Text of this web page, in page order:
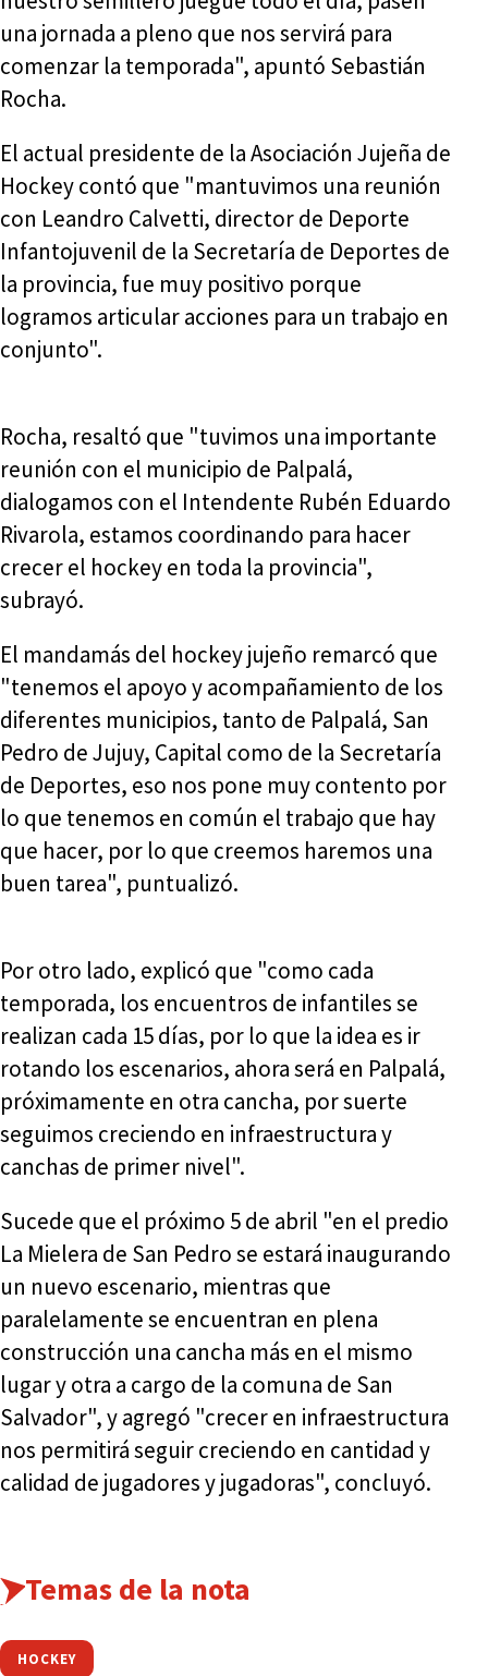
una jornada a pleno que nos servirá para
comenzar la temporada", apuntó Sebastián
Rocha.
El actual presidente de la Asociación Jujeña de
Hockey contó que "mantuvimos una reunión
con Leandro Calvetti, director de Deporte
Infantojuvenil de la Secretaría de Deportes de
la provincia, fue muy positivo porque
logramos articular acciones para un trabajo en
conjunto".
Rocha, resaltó que "tuvimos una importante
reunión con el municipio de Palpalá,
dialogamos con el Intendente Rubén Eduardo
Rivarola, estamos coordinando para hacer
crecer el hockey en toda la provincia",
subrayó.
El mandamás del hockey jujeño remarcó que
"tenemos el apoyo y acompañamiento de los
diferentes municipios, tanto de Palpalá, San
Pedro de Jujuy, Capital como de la Secretaría
de Deportes, eso nos pone muy contento por
lo que tenemos en común el trabajo que hay
que hacer, por lo que creemos haremos una
buen tarea", puntualizó.
Por otro lado, explicó que "como cada
temporada, los encuentros de infantiles se
realizan cada 15 días, por lo que la idea es ir
rotando los escenarios, ahora será en Palpalá,
próximamente en otra cancha, por suerte
seguimos creciendo en infraestructura y
canchas de primer nivel".
Sucede que el próximo 5 de abril "en el predio
La Mielera de San Pedro se estará inaugurando
un nuevo escenario, mientras que
paralelamente se encuentran en plena
construcción una cancha más en el mismo
lugar y otra a cargo de la comuna de San
Salvador", y agregó "crecer en infraestructura
nos permitirá seguir creciendo en cantidad y
calidad de jugadores y jugadoras", concluyó.
Temas de la nota
HOCKEY